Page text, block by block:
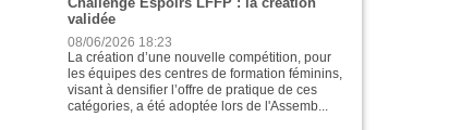
validée
08/06/2026 18:23
La création d’une nouvelle compétition, pour
les équipes des centres de formation féminins,
visant à densifier l’offre de pratique de ces
catégories, a été adoptée lors de l'Assemb...